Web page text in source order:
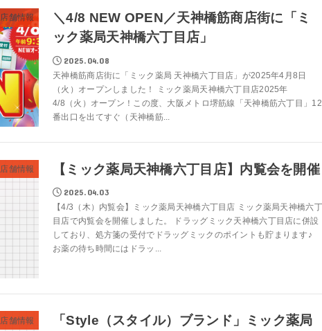
店舗情報
＼4/8 NEW OPEN／天神橋筋商店街に「ミ
ック薬局天神橋六丁目店」
2025.04.08
天神橋筋商店街に「ミック薬局 天神橋六丁目店」が2025年4月8日
（火）オープンしました！ ミック薬局天神橋六丁目店2025年
4/8（火）オープン！この度、大阪メトロ堺筋線「天神橋筋六丁目」12
番出口を出てすぐ（天神橋筋...
店舗情報 【ミック薬局天神橋六丁目店】内覧会を開催
2025.04.03
【4/3（木）内覧会】ミック薬局天神橋六丁目店 ミック薬局天神橋六丁
目店で内覧会を開催しました。 ドラッグミック天神橋六丁目店に併設
しており、処方箋の受付でドラッグミックのポイントも貯まります♪
お薬の待ち時間にはドラッ...
店舗情報 「Style（スタイル）ブランド」ミック薬局